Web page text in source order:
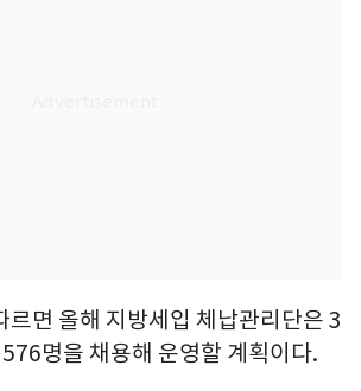
르면 올해 지방세입 체납관리단은 3
명을 채용해 운영할 계획이다.